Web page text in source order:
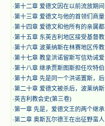
·第十二章 爱德文因在以前流放期间
·第十三章 爱德文与他的首领们商量
·第十四章 爱德文和他所有的亲属都
·第十五章 东英吉利地区接受基督教
·第十六章 波莱纳斯在林赛地区传教
·第十七章 教皇洪诺留斯写信劝诫爱
·第十八章 继承贾斯图斯担任坎特伯
·第十九章 先是同一个洪诺置斯，后
·第二十章 爱德文被杀后，波莱纳斯
·英吉利教会史(第三卷)
·第一章 先是，爱德文王的两个继承
·第二章 奥斯瓦尔德王在出征野蛮人